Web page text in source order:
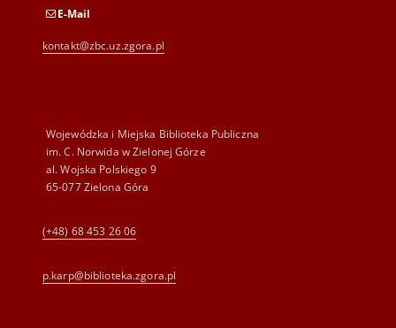
E-Mail
kontakt@zbc.uz.zgora.pl
Wojewódzka i Miejska Biblioteka Publiczna
im. C. Norwida w Zielonej Górze
al. Wojska Polskiego 9
65-077 Zielona Góra
(+48) 68 453 26 06
p.karp@biblioteka.zgora.pl